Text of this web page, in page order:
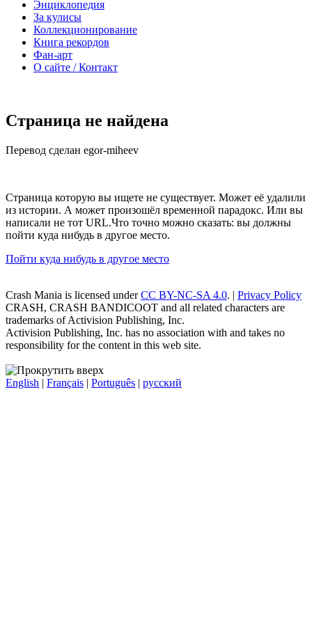
Энциклопедия
За кулисы
Коллекционирование
Книга рекордов
Фан-арт
О сайте / Контакт
Страница не найдена
Перевод сделан egor-miheev
Страница которую вы ищете не существует. Может её удалили
из истории. А может произошёл временной парадокс. Или вы
написали не тот URL.Что точно можно сказать: вы должны
пойти куда нибудь в другое место.
Пойти куда нибудь в другое место
Crash Mania is licensed underCC BY-NC-SA 4.0. | Privacy Policy
CRASH, CRASH BANDICOOT and all related characters are
trademarks of Activision Publishing, Inc.
Activision Publishing, Inc. has no association with and takes no
responsibility for the content in this web site.
English | Français | Português | русский